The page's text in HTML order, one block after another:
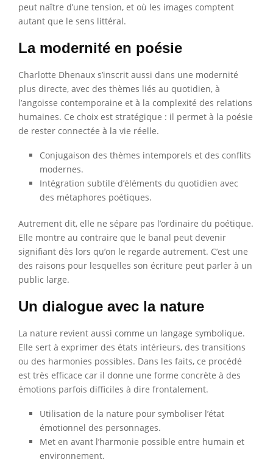
peut naître d’une tension, et où les images comptent
autant que le sens littéral.
La modernité en poésie
Charlotte Dhenaux s’inscrit aussi dans une modernité
plus directe, avec des thèmes liés au quotidien, à
l’angoisse contemporaine et à la complexité des relations
humaines. Ce choix est stratégique : il permet à la poésie
de rester connectée à la vie réelle.
Conjugaison des thèmes intemporels et des conflits
modernes.
Intégration subtile d’éléments du quotidien avec
des métaphores poétiques.
Autrement dit, elle ne sépare pas l’ordinaire du poétique.
Elle montre au contraire que le banal peut devenir
signifiant dès lors qu’on le regarde autrement. C’est une
des raisons pour lesquelles son écriture peut parler à un
public large.
Un dialogue avec la nature
La nature revient aussi comme un langage symbolique.
Elle sert à exprimer des états intérieurs, des transitions
ou des harmonies possibles. Dans les faits, ce procédé
est très efficace car il donne une forme concrète à des
émotions parfois difficiles à dire frontalement.
Utilisation de la nature pour symboliser l’état
émotionnel des personnages.
Met en avant l’harmonie possible entre humain et
environnement.